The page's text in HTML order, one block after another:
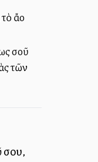
ἄλλο
σοῦ
τῶν
σου,